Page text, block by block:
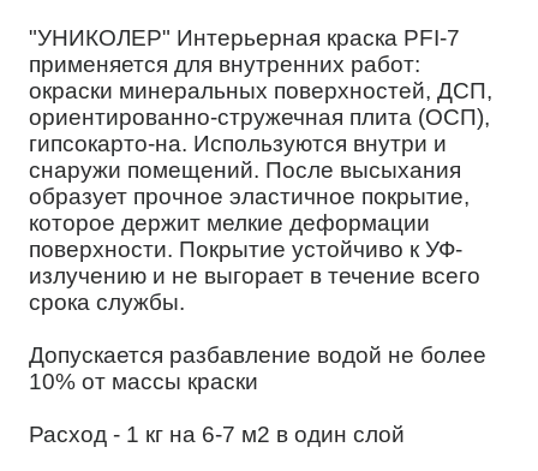
"УНИКОЛЕР" Интерьерная краска PFI-7
применяется для внутренних работ:
окраски минеральных поверхностей, ДСП,
ориентированно-стружечная плита (ОСП),
гипсокарто-на. Используются внутри и
снаружи помещений. После высыхания
образует прочное эластичное покрытие,
которое держит мелкие деформации
поверхности. Покрытие устойчиво к УФ-
излучению и не выгорает в течение всего
срока службы.
Допускается разбавление водой не более
10% от массы краски
Расход - 1 кг на 6-7 м2 в один слой